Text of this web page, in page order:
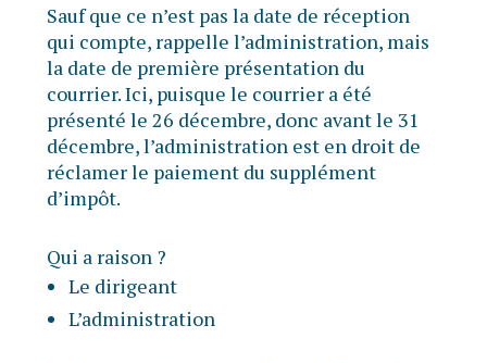
Sauf que ce n’est pas la date de réception
qui compte, rappelle l’administration, mais
la date de première présentation du
courrier. Ici, puisque le courrier a été
présenté le 26 décembre, donc avant le 31
décembre, l’administration est en droit de
réclamer le paiement du supplément
d’impôt.
Qui a raison ?
Le dirigeant
L’administration